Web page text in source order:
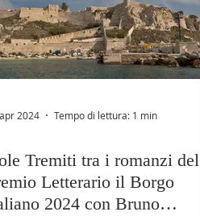
2024 Tempo di lettura: 1 min
Tremiti tra i romanzi del
Letterario il Borgo
2024 con Bruno